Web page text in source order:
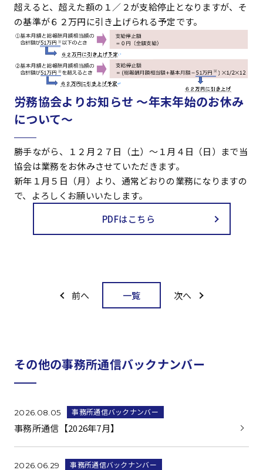
超えると、超えた額の１／２が支給停止となりますが、そ
の基準が６２万円に引き上げられる予定です。
労務協会よりお知らせ ～年末年始のお休み
について～
勝手ながら、１２月２７日（土）～１月４日（日）まで当
協会は業務をお休みさせていただきます。
新年１月５日（月）より、通常どおりの業務になりますの
で、よろしくお願いいたします。
PDFはこちら
前へ 一覧 次へ
その他の事務所通信バックナンバー
2026.08.05 事務所通信バックナンバー
事務所通信【2026年7月】
2026.06.29 事務所通信バックナンバー